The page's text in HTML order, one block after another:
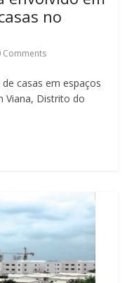
no
Comments
casas em espaços
Viana, Distrito do